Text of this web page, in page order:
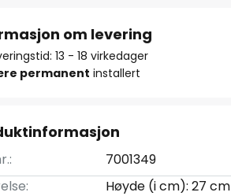
om levering
13 - 18 virkedager
permanent installert
7001349
Høyde (i cm): 27 cm